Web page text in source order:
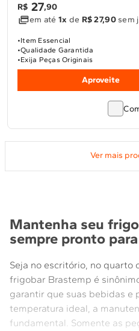
R$ 27,90
em até 1x de R$ 27,90sem
Item Essencial
Qualidade Garantida
Exija Peças Originais
Aproveite
Mantenha seu
sempre pronto
Seja no escritório, no quarto
frigobar Brastemp é
garantir que suas bebidas e
temperatura ideal, a
fundamental. Somente as